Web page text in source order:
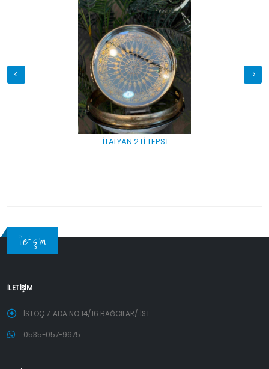
İTALYAN 2 Lİ TEPSİ
İletişim
İLETİŞİM
İSTOÇ 7. ADA NO:14/16 BAĞCILAR/ İST
0535-057-9675